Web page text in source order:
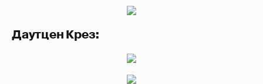
Даутцен Крез: